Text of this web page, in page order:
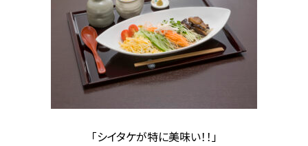
「シイタケが特に美味い！！」